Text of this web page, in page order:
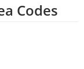
Codes